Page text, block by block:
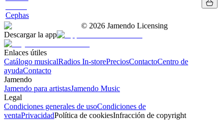
Cephas
© 2026 Jamendo Licensing
Descargar la app
Enlaces útiles
Catálogo musicalRadios In-storePreciosContactoCentro de
ayudaContacto
Jamendo
Jamendo para artistasJamendo Music
Legal
Condiciones generales de usoCondiciones de
ventaPrivacidadPolítica de cookiesInfracción de copyright